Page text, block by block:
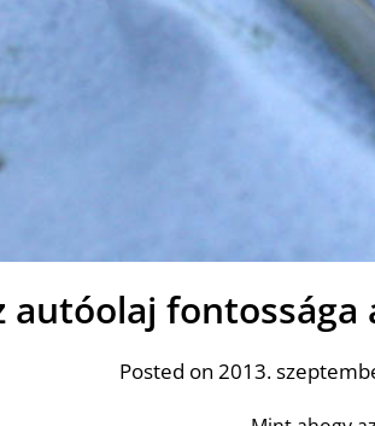
autóolaj fontossága
Posted on 2013.